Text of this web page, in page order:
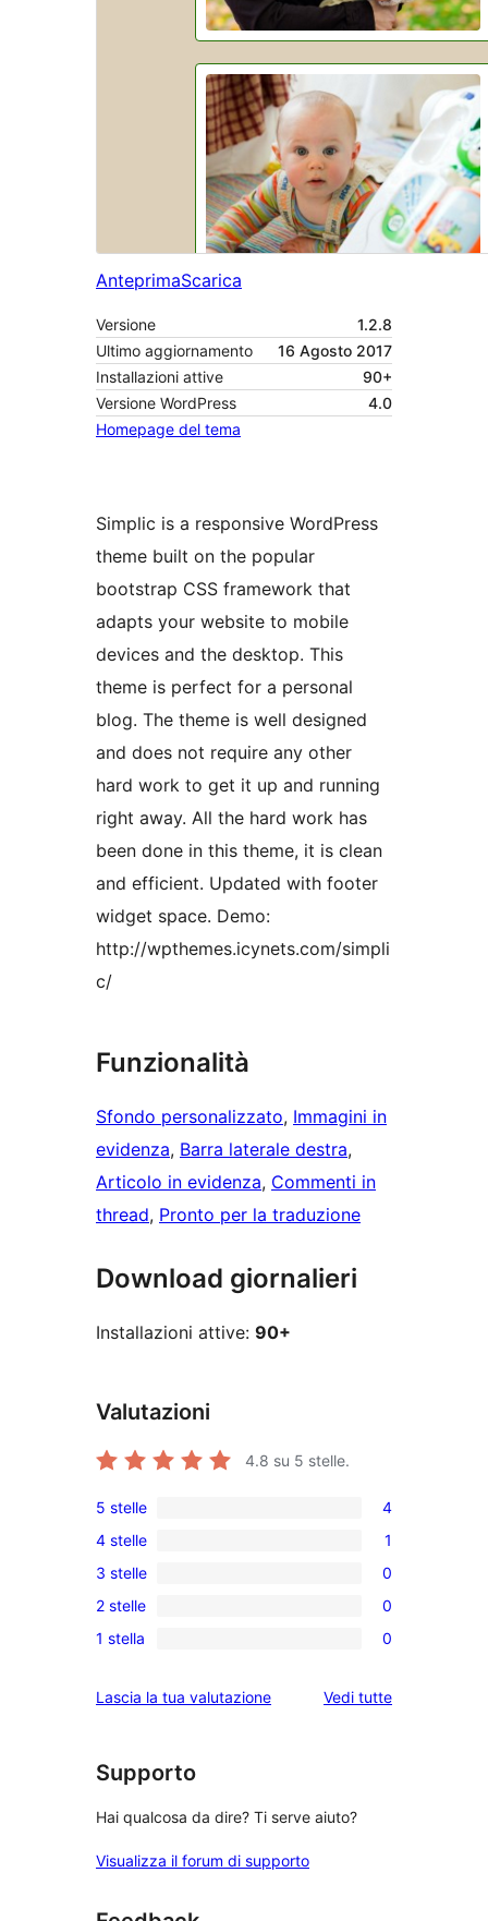
AnteprimaScarica
Versione
1.2.8
Ultimo aggiornamento
16 Agosto 2017
Installazioni attive
90+
Versione WordPress
4.0
Homepage del tema
Simplic is a responsive WordPress
theme built on the popular
bootstrap CSS framework that
adapts your website to mobile
devices and the desktop. This
theme is perfect for a personal
blog. The theme is well designed
and does not require any other
hard work to get it up and running
right away. All the hard work has
been done in this theme, it is clean
and efficient. Updated with footer
widget space. Demo:
http://wpthemes.icynets.com/simpli
c/
Funzionalità
Sfondo personalizzato, Immagini in
evidenza, Barra laterale destra
Articolo in evidenza, Commenti in
thread, Pronto per la traduzione
Download giornalieri
Installazioni attive: 90+
Valutazioni
4.8 su 5 stelle.
4
recensioni
a
5-
stelle
5 stelle 4
1
4-
recensioni
a
4 stelle 1
0
recensioni
a
stelle
3 stelle 0
0
recensioni
2-
2 stelle 0
0
a
stelle
1 stella 0
Lascia la tua valutazione Vedi tuttele
Supporto
Hai qualcosa da dire? Ti serve aiuto?
Visualizza il forum di supporto